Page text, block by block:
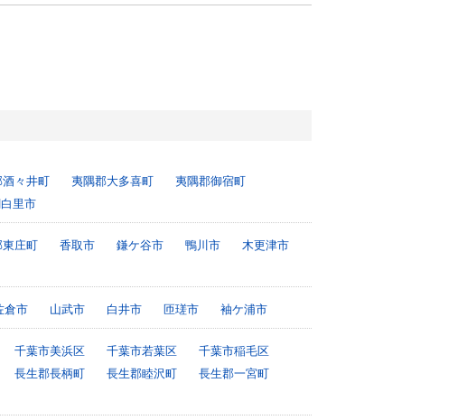
酒々井町 夷隅郡大多喜町
夷隅郡御宿町
里市
東庄町 香取市 鎌ケ谷市 鴨川市
木更津市
倉市 山武市 白井市 匝瑳市 袖ケ浦市
千葉市美浜区 千葉市若葉区
千葉市稲毛区
長生郡長柄町 長生郡睦沢町
長生郡一宮町